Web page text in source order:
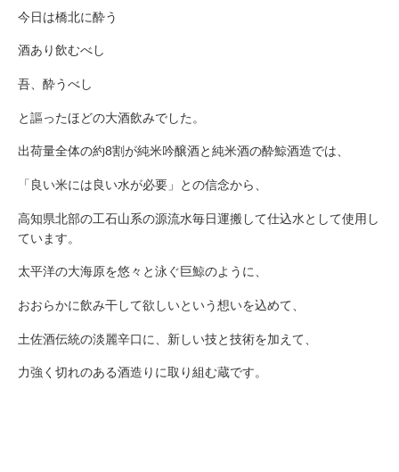
今日は橋北に酔う
酒あり飲むべし
吾、酔うべし
と謳ったほどの大酒飲みでした。
出荷量全体の約8割が純米吟醸酒と純米酒の酔鯨酒造では、
「良い米には良い水が必要」との信念から、
高知県北部の工石山系の源流水毎日運搬して仕込水として使用し
ています。
太平洋の大海原を悠々と泳ぐ巨鯨のように、
おおらかに飲み干して欲しいという想いを込めて、
土佐酒伝統の淡麗辛口に、新しい技と技術を加えて、
力強く切れのある酒造りに取り組む蔵です。